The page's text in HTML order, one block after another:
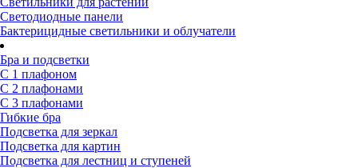
Светодиодные панели
Бактерицидные светильники и облучатели
Бра и подсветки
С 1 плафоном
С 2 плафонами
С 3 плафонами
Гибкие бра
Подсветка для зеркал
Подсветка для картин
Подсветка для лестниц и ступеней